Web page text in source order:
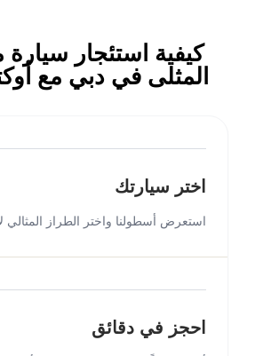
كيفية استئجار
المثلى في دبي مع
اختر سيارتك
استعرض أسطولنا واختر الطراز المثالي
احجز في دقائق